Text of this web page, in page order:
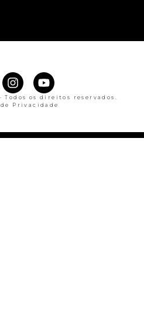
Todos os direitos reservados.
Privacidade